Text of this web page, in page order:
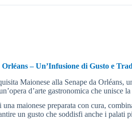
Orléans – Un’Infusione di Gusto e
Maionese alla Senape da Orléans,
d’arte gastronomica che
maionese preparata con cura,
un gusto che soddisfi anche i palati